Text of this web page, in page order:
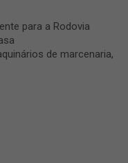
para a Rodovia
de marcenaria,